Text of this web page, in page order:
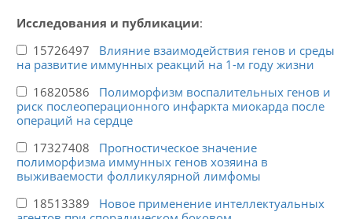
Исследования и публикации:
15726497 Влияние взаимодействия генов и среды
на развитие иммунных реакций на 1-м году жизни
16820586 Полиморфизм воспалительных генов и
риск послеоперационного инфаркта миокарда после
операций на сердце
17327408 Прогностическое значение
полиморфизма иммунных генов хозяина в
выживаемости фолликулярной лимфомы
18513389 Новое применение интеллектуальных